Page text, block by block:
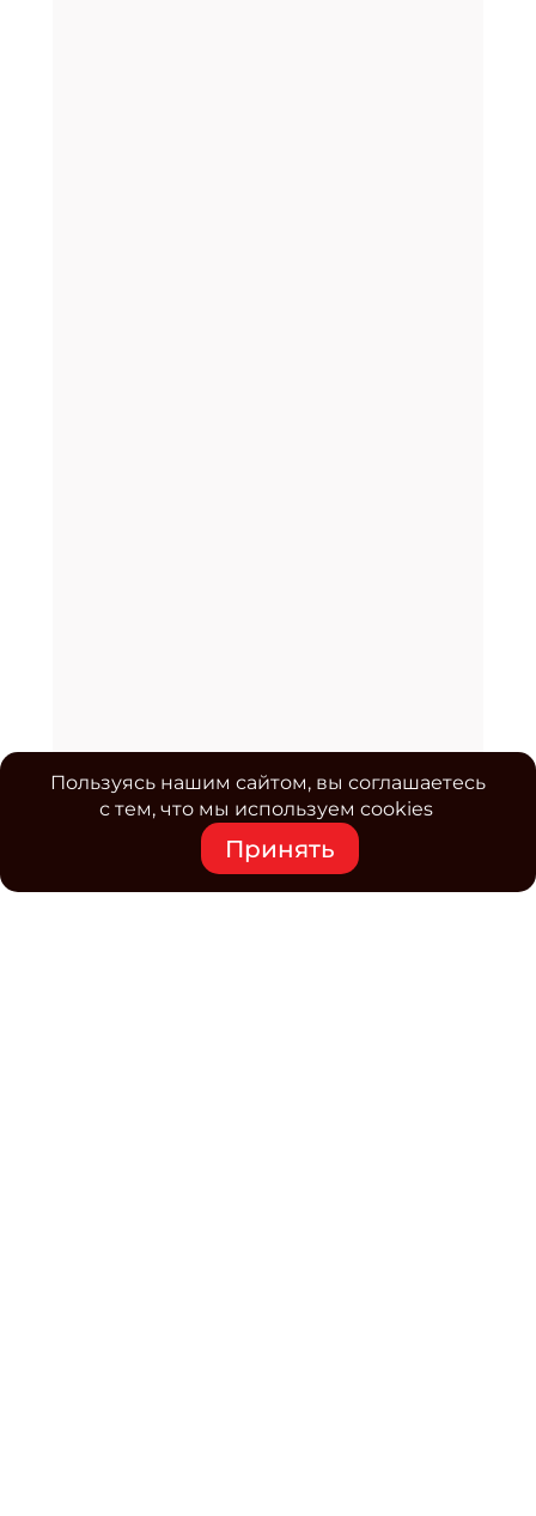
Пользуясь нашим сайтом, вы соглашаетесь
с тем, что мы используем cookies
Принять